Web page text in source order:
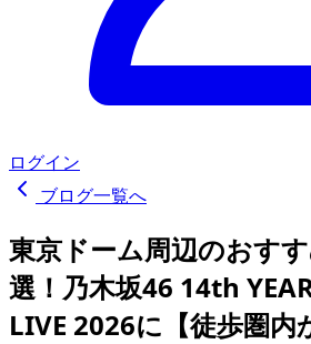
ログイン
ブログ一覧へ
東京ドーム周辺のおす
選！乃木坂46 14th
LIVE 2026に【徒歩圏内